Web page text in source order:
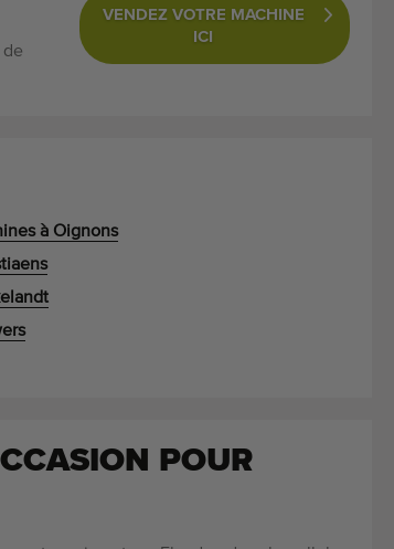
VENDEZ VOTRE MACHINE
ICI
à Oignons
POUR